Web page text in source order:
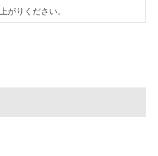
上がりください。